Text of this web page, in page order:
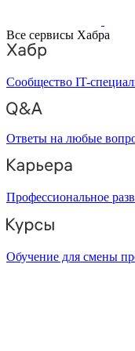
Все сервисы Хабра
Сообщество IT-
Ответы на любые
Профессиональное
Обучение для смены